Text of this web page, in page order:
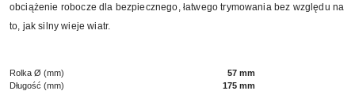
obciążenie robocze dla bezpiecznego, łatwego trymowania bez względu na
to, jak silny wieje wiatr.
Rolka Ø (mm)
57 mm
Długość (mm)
175 mm